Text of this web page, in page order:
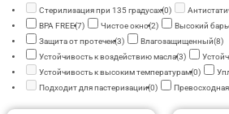
Стерилизация при 135 градусах(0)
BPA FREE(7) Чистое окно(2) Высокий
Защита от протечек(3) Влагозащищенный(8)
Устойчивость к воздействию масла(3)
Устойчивость к высоким температурам(0)
Подходит для пастеризации(0)